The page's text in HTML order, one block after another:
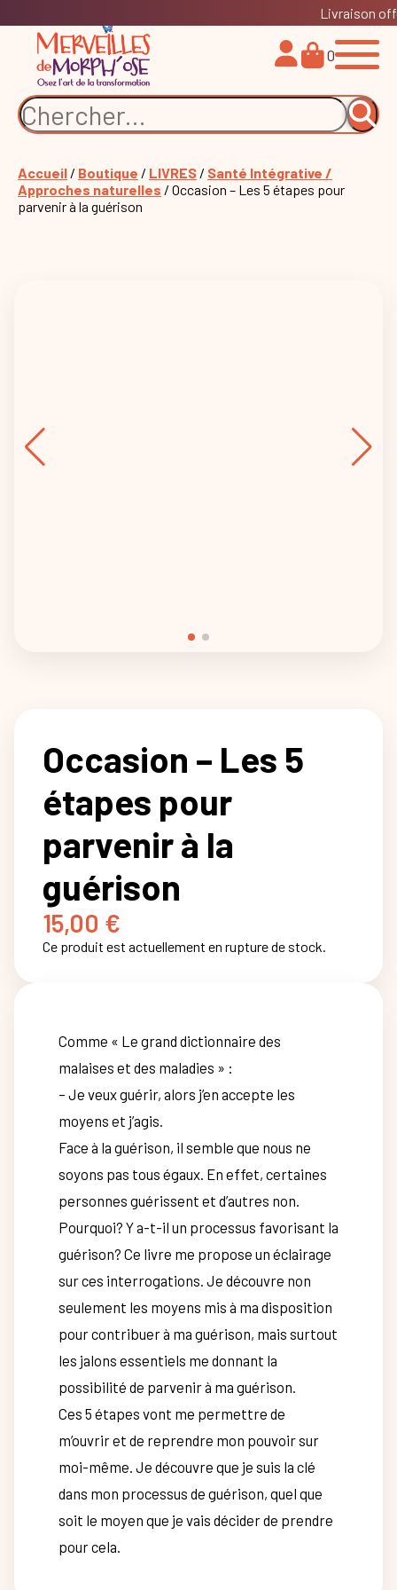
Livraison
0
Accueil / Boutique / LIVRES / Santé Intégrative /
Approches naturelles / Occasion – Les 5 étapes pour
parvenir à la guérison
Occasion – Les 5
étapes pour
parvenir à la
guérison
15,00 €
Ce produit est actuellement en rupture de stock.
Comme « Le grand dictionnaire des
malaises et des maladies » :
– Je veux guérir, alors j’en accepte les
moyens et j’agis.
Face à la guérison, il semble que nous ne
soyons pas tous égaux. En effet, certaines
personnes guérissent et d’autres non.
Pourquoi? Y a-t-il un processus favorisant la
guérison? Ce livre me propose un éclairage
sur ces interrogations. Je découvre non
seulement les moyens mis à ma disposition
pour contribuer à ma guérison, mais surtout
les jalons essentiels me donnant la
possibilité de parvenir à ma guérison.
Ces 5 étapes vont me permettre de
m’ouvrir et de reprendre mon pouvoir sur
moi-même. Je découvre que je suis la clé
dans mon processus de guérison, quel que
soit le moyen que je vais décider de prendre
pour cela.